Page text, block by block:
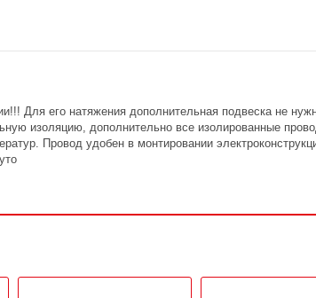
Для его натяжения дополнительная подвеска не
изоляцию, дополнительно все изолированные
Провод удобен в монтировании